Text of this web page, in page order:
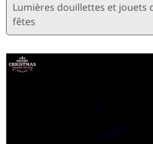
Lumières douillettes et jouets
fêtes